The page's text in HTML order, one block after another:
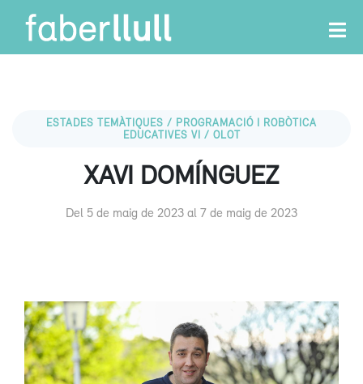
ESTADES TEMÀTIQUES / PROGRAMACIÓ I ROBÒTICA
EDUCATIVES VI / OLOT
XAVI DOMÍNGUEZ
Del 5 de maig de 2023 al 7 de maig de 2023